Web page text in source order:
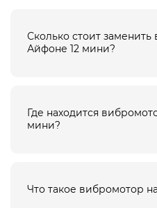
Сколько стоит
Айфоне 12 мини?
Где находится
мини?
Что такое вибромотор